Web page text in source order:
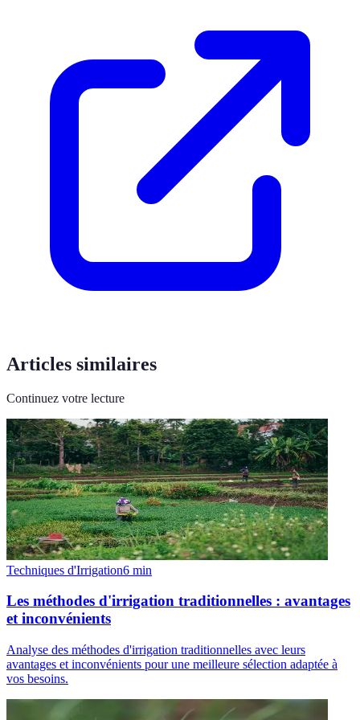
Articles similaires
Continuez votre lecture
Techniques d'Irrigation6 min
Les méthodes d'irrigation traditionnelles : avantages
et inconvénients
Analyse des méthodes d'irrigation traditionnelles avec leurs
avantages et inconvénients pour une meilleure sélection adaptée à
vos besoins.